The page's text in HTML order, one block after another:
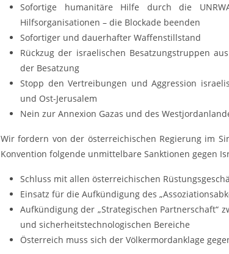
Sofortige humanitäre Hilfe durch die
Hilfsorganisationen – die Blockade beenden
Sofortiger und dauerhafter Waffenstillstand
Rückzug der israelischen Besatzungstruppen
der Besatzung
Stopp den Vertreibungen und Aggression
und Ost-Jerusalem
Nein zur Annexion Gazas und des
Wir fordern von der österreichischen Regierung im
Konvention folgende unmittelbare Sanktionen gegen
Schluss mit allen österreichischen
Einsatz für die Aufkündigung des
Aufkündigung der „Strategischen Partnerschaft“
und sicherheitstechnologischen Bereiche
Österreich muss sich der Völkermordanklage